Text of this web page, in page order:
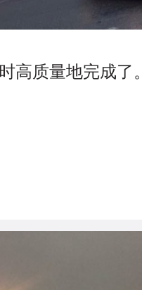
高质量地完成了